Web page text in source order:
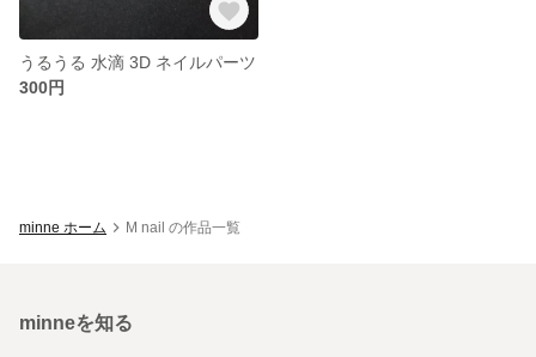
うるうる 水滴 3D ネイルパーツ
300円
minne ホーム M nail の作品一覧
minneを知る